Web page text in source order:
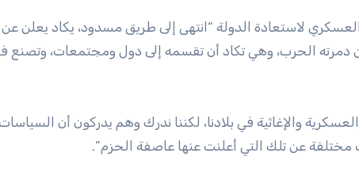
العسكري لاستعادة الدولة “انتهى إلى طريق مسدود، يكاد يعلن عن
الحرب، وهي تكاد أن تقسمه إلى دول ومجتمعات، وتصنع
والإغاثية في بلادنا، لكننا ندرك وهم يدركون أن
مختلفة عن تلك التي أعلنت عنها عاصفة الحزم”.